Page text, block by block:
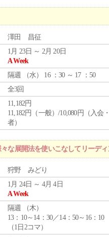
澤田 昌征
1月 23日 ～ 2月 20日
A Week
隔週 （水） 16 ：30 ～ 17 ：50
全3回
11,182円
11,182円（一般）/10,080円（入会
者）
展開法を使いこなしてリーディ
狩野 みどり
1月 24日 ～ 4月 4日
A Week
隔週 （木）
13：10～14：30／14：50～16：10
（1日2コマ）